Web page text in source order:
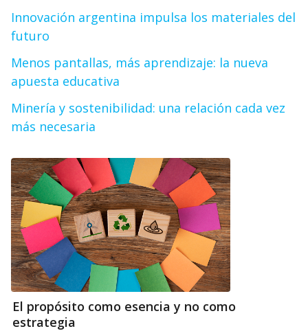
Innovación argentina impulsa los materiales del
futuro
Menos pantallas, más aprendizaje: la nueva
apuesta educativa
Minería y sostenibilidad: una relación cada vez
más necesaria
El propósito como esencia y no como
estrategia